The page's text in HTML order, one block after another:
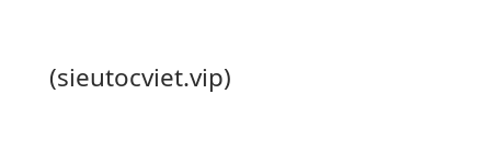
(sieutocviet.vip)